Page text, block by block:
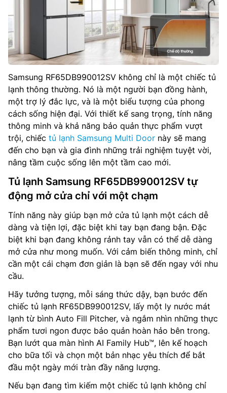
Samsung RF65DB990012SV không chỉ là một chiếc tủ
lạnh thông thường. Nó là một người bạn đồng hành,
một trợ lý đắc lực, và là một biểu tượng của phong
cách sống hiện đại. Với thiết kế sang trọng, tính năng
thông minh và khả năng bảo quản thực phẩm vượt
trội, chiếc tủ lạnh Samsung Multi Door này sẽ mang
đến cho bạn và gia đình những trải nghiệm tuyệt vời,
nâng tầm cuộc sống lên một tầm cao mới.
Tủ lạnh Samsung RF65DB990012SV tự
động mở cửa chỉ với một chạm
Tính năng này giúp bạn mở cửa tủ lạnh một cách dễ
dàng và tiện lợi, đặc biệt khi tay bạn đang bận. Đặc
biệt khi bạn đang không rảnh tay vẫn có thể dễ dàng
mở cửa như mong muốn. Với cảm biến thông minh, chỉ
cần một cái chạm đơn giản là bạn sẽ đến ngay với nhu
cầu.
Hãy tưởng tượng, mỗi sáng thức dậy, bạn bước đến
chiếc tủ lạnh RF65DB990012SV, lấy một ly nước mát
lạnh từ bình Auto Fill Pitcher, và ngắm nhìn những thực
phẩm tươi ngon được bảo quản hoàn hảo bên trong.
Bạn lướt qua màn hình AI Family Hub™, lên kế hoạch
cho bữa tối và chọn một bản nhạc yêu thích để bắt
đầu một ngày mới tràn đầy năng lượng.
Nếu bạn đang tìm kiếm một chiếc tủ lạnh không chỉ